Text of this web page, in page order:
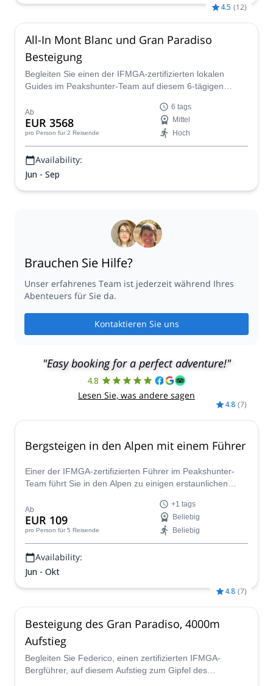
4.5 (12)
All-In Mont Blanc und Gran Paradiso
Besteigung
Begleiten Sie einen der IFMGA-zertifizierten lokalen
Guides im Peakshunter-Team auf diesem 6-tägigen
und den Mont Blanc über die einfachste Route, die
Goûter-Route, zu erreichen.
Ab
EUR 3568
pro Person für 2 Reisende
6 tags
Mittel
Hoch
Availability:
Jun - Sep
Brauchen Sie Hilfe?
Unser erfahrenes Team ist jederzeit während Ihres
Abenteuers für Sie da.
Kontaktieren Sie uns
"Easy booking for a perfect adventure!"
4.8
Lesen Sie, was andere sagen
4.8 (7)
Bergsteigen in den Alpen mit einem Führer
Einer der IFMGA-zertifizierten Führer im Peakshunter-
Team führt Sie in den Alpen zu einigen erstaunlichen
schwierigen Gipfel.
Ab
EUR 109
pro Person für 5 Reisende
+1 tags
Beliebig
Beliebig
Availability:
Jun - Okt
4.8 (7)
Besteigung des Gran Paradiso, 4000m
Aufstieg
Begleiten Sie Federico, einen zertifizierten IFMGA-
Bergführer, auf diesem Aufstieg zum Gipfel des